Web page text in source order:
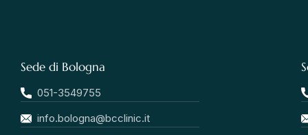
Sede di Bologna
051-3549755
info.bologna@bcclinic.it